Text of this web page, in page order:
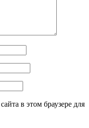
в этом браузере для